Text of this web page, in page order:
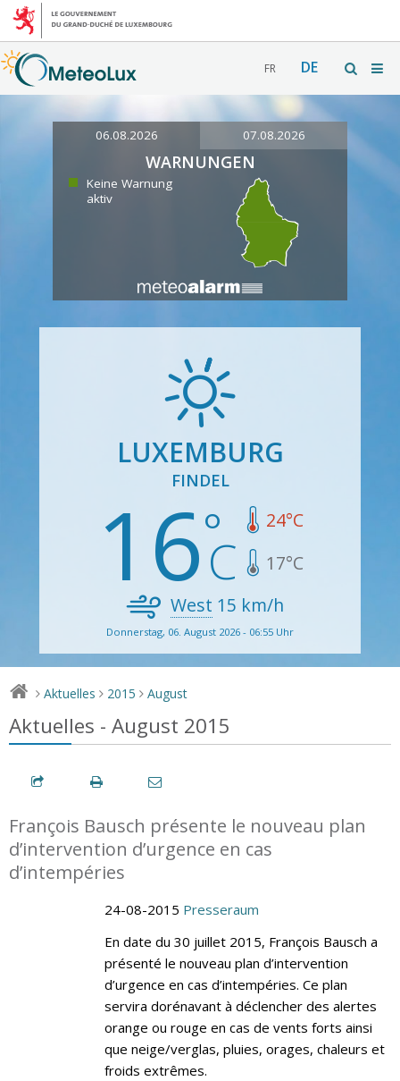
FR DE
06.08.2026 07.08.2026
WARNUNGEN
Keine Warnung
aktiv
LUXEMBURG
FINDEL
16 24°C
17°C
West 15 km/h
Donnerstag, 06. August 2026 - 06:55 Uhr
> Aktuelles > 2015 > August
Aktuelles - August 2015
François Bausch présente le nouveau plan
d’intervention d’urgence en cas
d’intempéries
24-08-2015 Presseraum
En date du 30 juillet 2015, François Bausch a
présenté le nouveau plan d’intervention
d’urgence en cas d’intempéries. Ce plan
servira dorénavant à déclencher des alertes
orange ou rouge en cas de vents forts ainsi
que neige/verglas, pluies, orages, chaleurs et
froids extrêmes.